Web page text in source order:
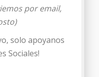
por email,
solo apoyanos
Sociales!